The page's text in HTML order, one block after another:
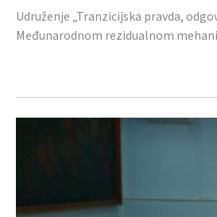
Udruženje „Tranzicijska pravda,
Međunarodnom rezidualnom